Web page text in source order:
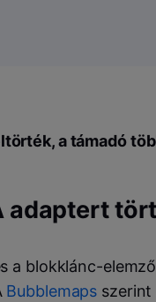
a támadó
adaptert
a blokklánc-
Bubblemaps szerint